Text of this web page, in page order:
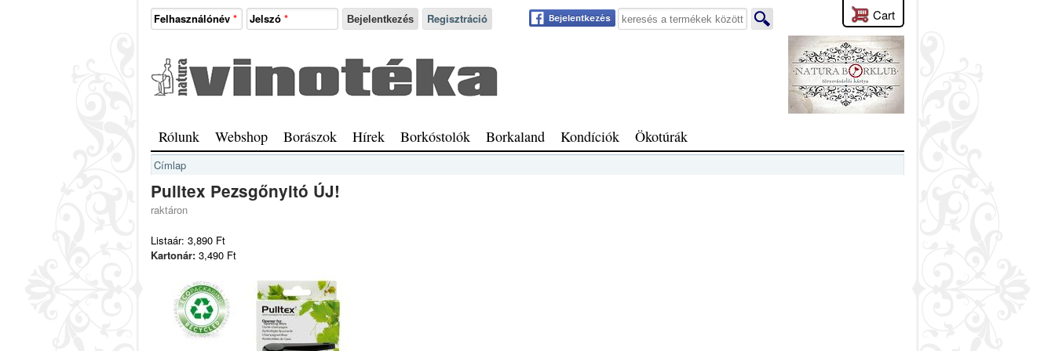
Cart
Felhasználónév * Jelszó * Regisztráció Keresés a webhelyen
Natura
Vinotéka
Főmenü
Rólunk Webshop Borászok Hírek Borkóstolók Borkaland Kondíciók Ökotúrák
Jelenlegi hely
Címlap
Pulltex Pezsgőnyitó ÚJ!
raktáron
Listaár: 3,890 Ft
Kartonár: 3,490 Ft